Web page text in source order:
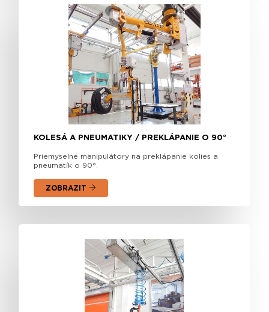
KOLESÁ A PNEUMATIKY / PREKLÁPANIE O 90°
Priemyselné manipulátory na preklápanie kolies a
pneumatík o 90°.
ZOBRAZIT